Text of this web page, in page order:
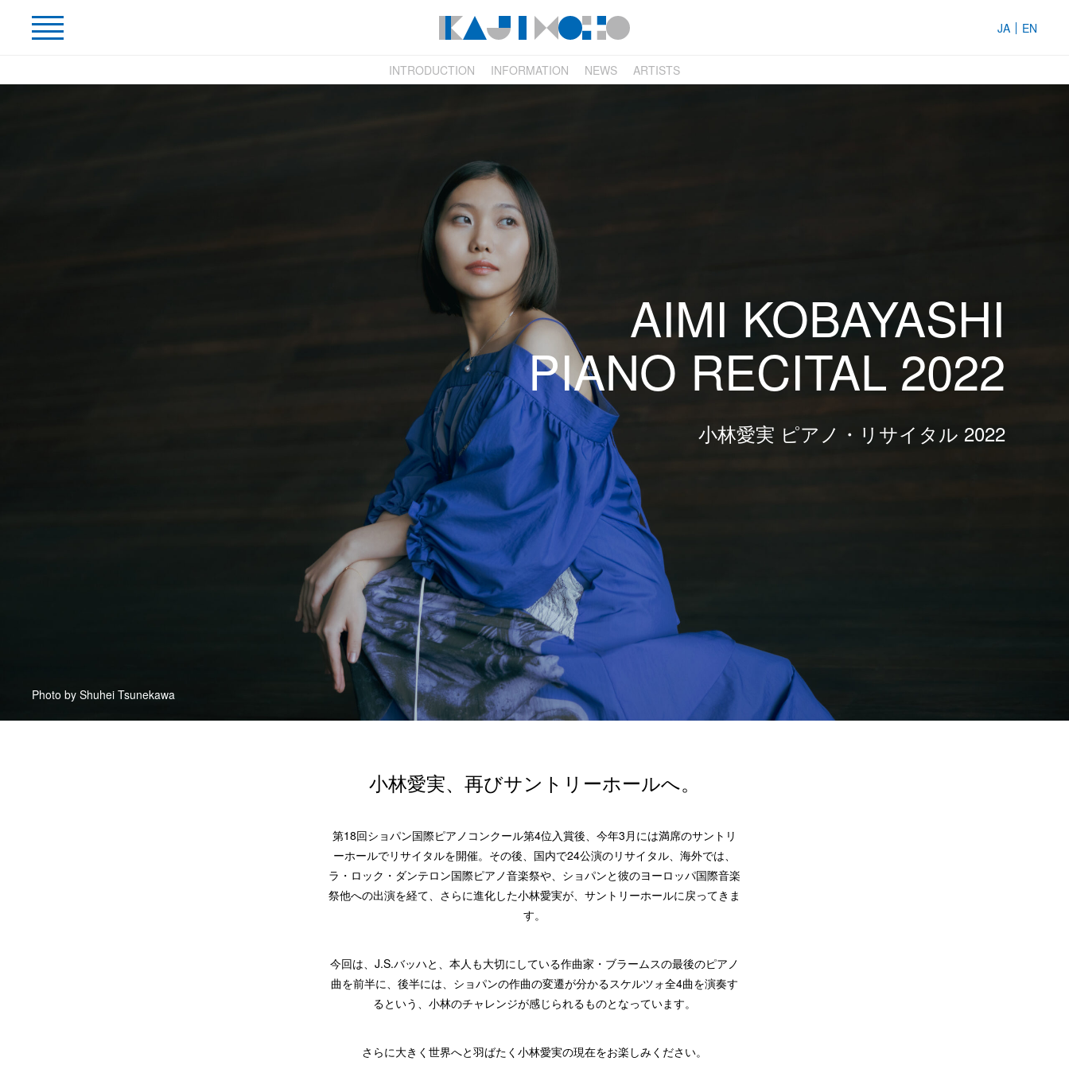
JA EN
INTRODUCTION INFORMATION NEWS ARTISTS
AIMI KOBAYASHI
PIANO RECITAL 2022
小林愛実 ピアノ・リサイタル 2022
Photo by Shuhei Tsunekawa
小林愛実、再びサントリーホールへ。
第18回ショパン国際ピアノコンクール第4位入賞後、今年3月には満席のサントリ
ーホールでリサイタルを開催。その後、国内で24公演のリサイタル、海外では、
ラ・ロック・ダンテロン国際ピアノ音楽祭や、ショパンと彼のヨーロッパ国際音楽
祭他への出演を経て、さらに進化した小林愛実が、サントリーホールに戻ってきま
す。
今回は、J.S.バッハと、本人も大切にしている作曲家・ブラームスの最後のピアノ
曲を前半に、後半には、ショパンの作曲の変遷が分かるスケルツォ全4曲を演奏す
るという、小林のチャレンジが感じられるものとなっています。
さらに大きく世界へと羽ばたく小林愛実の現在をお楽しみください。